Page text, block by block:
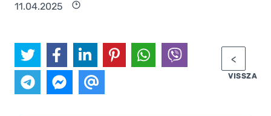
11.04.2025
VISSZA